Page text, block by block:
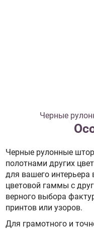
Черные
Черные рулонные
полотнами других
для вашего интерьера
цветовой гаммы с
верного выбора
принтов или узоров.
Для грамотного и